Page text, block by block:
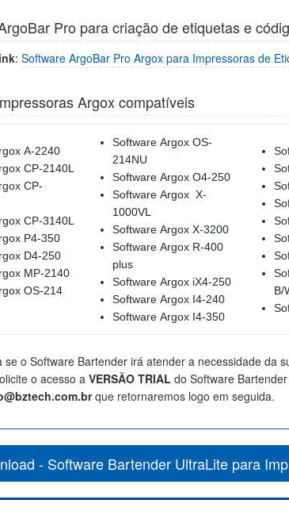
Pro para criação de etiquetas e
:Software ArgoBar Pro Argox para Impressoras de
Argox compatíveis
A-2240
CP-2140L
CP-
CP-3140L
P4-350
D4-250
MP-2140
OS-214
Software Argox OS-
214NU
Software Argox O4-250
Software Argox X-
1000VL
Software Argox X-3200
Software Argox R-400
plus
Software Argox iX4-250
Software Argox I4-240
Software Argox I4-350
B/
se o Software Bartender irá atender a necessidade da
o acesso aVERSÃO TRIAL do Software
que retornaremos logo em seguida.
- Software Bartender UltraLite para